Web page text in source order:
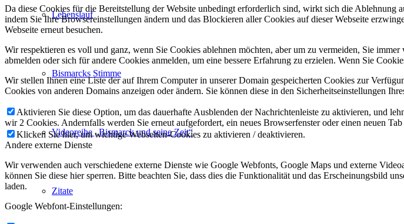
Lebenslauf
Bismarcks Stimme
Videoreihe „Bismarck und seine Zeit“
Zitate
Da diese Cookies für die Bereitstellung der Website unbedingt erforderlich sind, wirkt sich die Ablehnung
indem Sie Ihre Browsereinstellungen ändern und das Blockieren aller Cookies auf dieser Webseite
Webseite erneut besuchen.
Wir respektieren es voll und ganz, wenn Sie Cookies ablehnen möchten, aber um zu vermeiden, Sie
abmelden oder sich für andere Cookies anmelden, um eine bessere Erfahrung zu erzielen. Wenn Sie
Wir stellen Ihnen eine Liste der auf Ihrem Computer in unserer Domain gespeicherten Cookies zur
Cookies von anderen Domains anzeigen oder ändern. Sie können diese in den Sicherheitseinstellungen
Aktivieren Sie diese Option, um das dauerhafte Ausblenden der Nachrichtenleiste zu aktivieren, und
wir 2 Cookies. Andernfalls werden Sie erneut aufgefordert, ein neues Browserfenster oder einen neuen
Klicken Sie hier, um wichtige Webseiten-Cookies zu aktivieren / deaktivieren.
Andere externe Dienste
Wir verwenden auch verschiedene externe Dienste wie Google Webfonts, Google Maps und externe
können Sie diese hier sperren. Bitte beachten Sie, dass dies die Funktionalität und das Erscheinungsbild
laden.
Google Webfont-Einstellungen: